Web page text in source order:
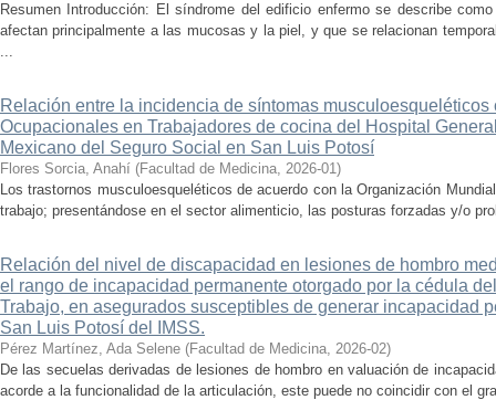
Resumen Introducción: El síndrome del edificio enfermo se describe
afectan principalmente a las mucosas y la piel, y que se relacionan
...
Relación entre la incidencia de síntomas musculoesqueléticos
Ocupacionales en Trabajadores de cocina del Hospital
Mexicano del Seguro Social en San Luis Potosí
Flores Sorcia, Anahí (Facultad de Medicina, 2026-01)
Los trastornos musculoesqueléticos de acuerdo con la Organización
trabajo; presentándose en el sector alimenticio, las posturas forzadas y/o
Relación del nivel de discapacidad en lesiones de hombro
el rango de incapacidad permanente otorgado por la cédula
Trabajo, en asegurados susceptibles de generar incapacidad
San Luis Potosí del IMSS.
Pérez Martínez, Ada Selene (Facultad de Medicina, 2026-02)
De las secuelas derivadas de lesiones de hombro en valuación de
acorde a la funcionalidad de la articulación, este puede no coincidir con el